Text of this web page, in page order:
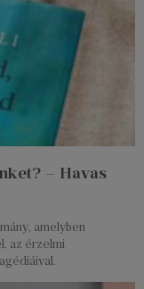
– Havas
amelyben
az érzelmi